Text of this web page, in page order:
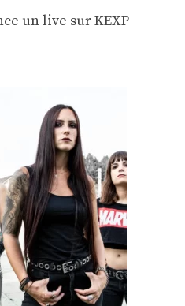
un live sur KEXP